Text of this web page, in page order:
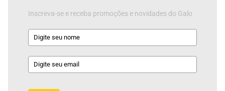
Inscreva-se e receba promoções e novidades do Galo